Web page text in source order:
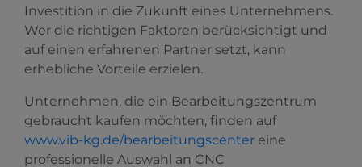
Investition in die Zukunft eines Unternehmens.
Wer die richtigen Faktoren berücksichtigt und
auf einen erfahrenen Partner setzt, kann
erhebliche Vorteile erzielen.
Unternehmen, die ein Bearbeitungszentrum
gebraucht kaufen möchten, finden auf
www.vib-kg.de/bearbeitungscenter eine
professionelle Auswahl an CNC